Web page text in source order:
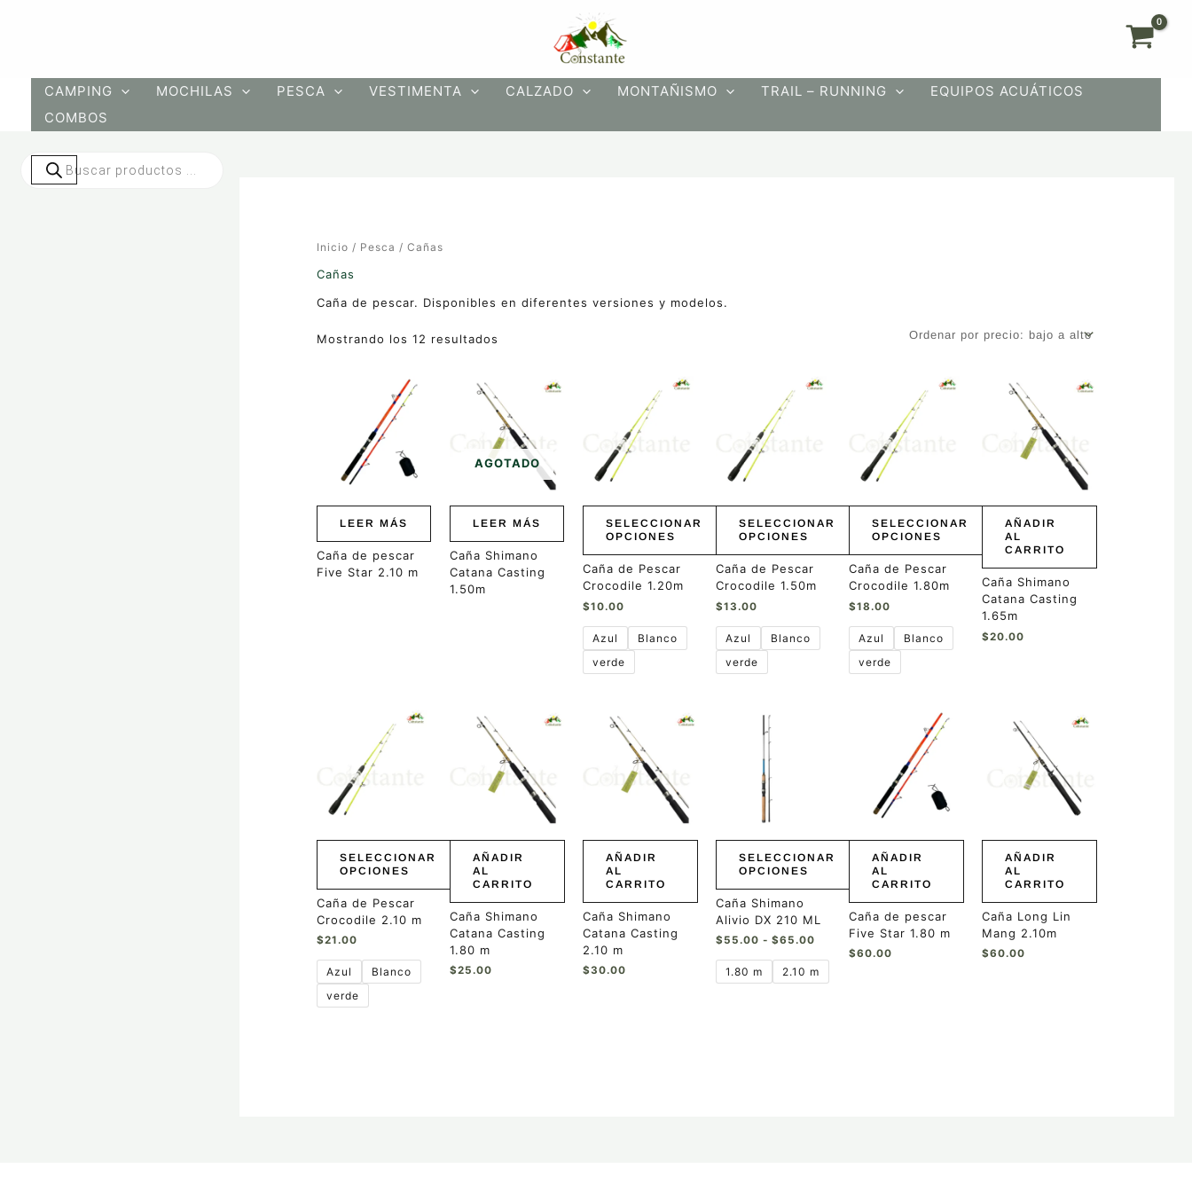
CAMPING MOCHILAS PESCA VESTIMENTA CALZADO MONTAÑISMO TRAIL – RUNNING
EQUIPOS ACUÁTICOS
COMBOS
Búsqueda
productos
Inicio / Pesca / Cañas
Cañas
Caña de pescar. Disponibles en diferentes versiones y modelos.
Mostrando los 12 resultados
LEER MÁS
Caña de pescar
Five Star 2.10 m
AGOTADO
LEER MÁS
Caña Shimano
Catana Casting
1.50m
SELECCIONAR
OPCIONES
múltiples
variantes.
Las
opciones
pueden
elegir
en
la
página
de
Caña de Pescar
Crocodile 1.20m
$10.00
Azul
Blanco
verde
SELECCIONAR
OPCIONES
múltiples
variantes.
Las
opciones
pueden
elegir
en
la
página
de
Caña de Pescar
Crocodile 1.50m
$13.00
Azul
Blanco
verde
SELECCIONAR
OPCIONES
múltiples
variantes.
Las
opciones
pueden
elegir
en
la
página
de
Caña de Pescar
Crocodile 1.80m
$18.00
Azul
Blanco
verde
AÑADIR
AL
CARRITO
Caña Shimano
Catana Casting
1.65m
$20.00
SELECCIONAR
OPCIONES
múltiples
variantes.
Las
opciones
pueden
elegir
en
la
página
de
Caña de Pescar
Crocodile 2.10 m
$21.00
Azul
Blanco
verde
AÑADIR
AL
CARRITO
Caña Shimano
Catana Casting
1.80 m
$25.00
AÑADIR
AL
CARRITO
Caña Shimano
Catana Casting
2.10 m
$30.00
SELECCIONAR
OPCIONES
producto
variantes.
opciones
pueden
elegir
en
la
página
de
Caña Shimano
Alivio DX 210 ML
$55.00 - $65.00
1.80 m 2.10 m
AÑADIR
AL
CARRITO
Caña de pescar
Five Star 1.80 m
$60.00
AÑADIR
AL
CARRITO
Caña Long Lin
Mang 2.10m
$60.00